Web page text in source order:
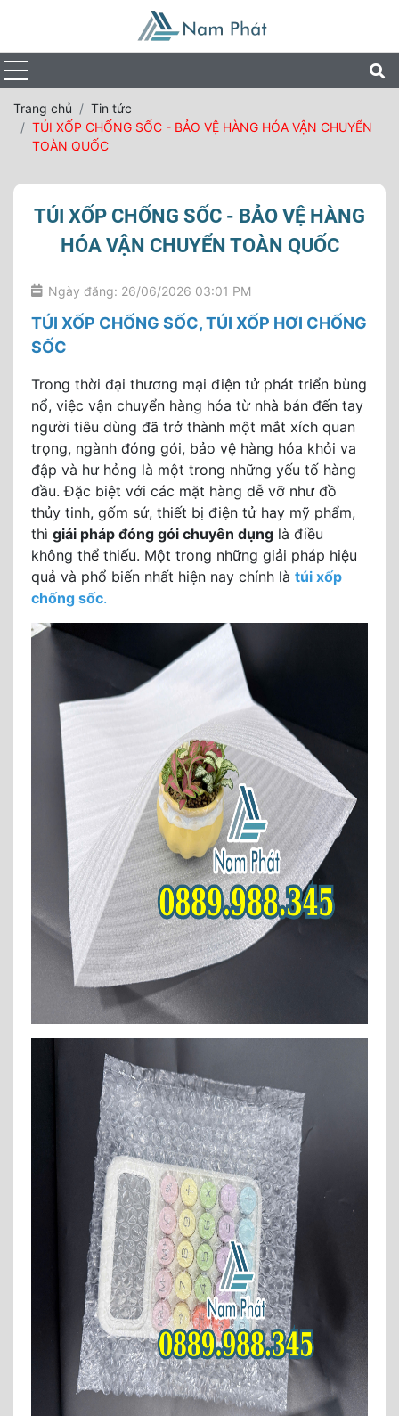
Trang chủ
Tin tức
TÚI XỐP CHỐNG SỐC - BẢO VỆ HÀNG HÓA VẬN CHUYỂN
TOÀN QUỐC
TÚI XỐP CHỐNG SỐC - BẢO VỆ HÀNG
HÓA VẬN CHUYỂN TOÀN QUỐC
Ngày đăng: 26/06/2026 03:01 PM
TÚI XỐP CHỐNG SỐC, TÚI XỐP HƠI CHỐNG
SỐC
Trong thời đại thương mại điện tử phát triển bùng
nổ, việc vận chuyển hàng hóa từ nhà bán đến tay
người tiêu dùng đã trở thành một mắt xích quan
trọng, ngành đóng gói, bảo vệ hàng hóa khỏi va
đập và hư hỏng là một trong những yếu tố hàng
đầu. Đặc biệt với các mặt hàng dễ vỡ như đồ
thủy tinh, gốm sứ, thiết bị điện tử hay mỹ phẩm,
thì giải pháp đóng gói chuyên dụng là điều
không thể thiếu. Một trong những giải pháp hiệu
quả và phổ biến nhất hiện nay chính là túi xốp
chống sốc.